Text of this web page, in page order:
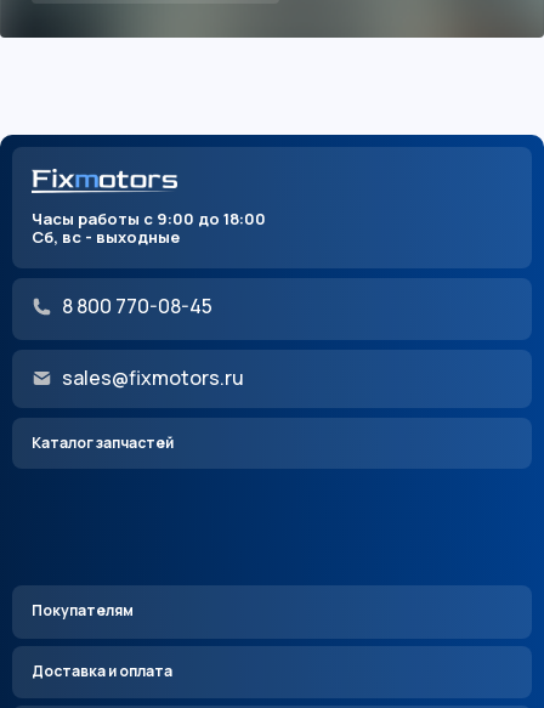
Часы работы с 9:00 до 18:00
Сб, вс - выходные
8 800 770-08-45
sales@fixmotors.ru
Каталог запчастей
Покупателям
Доставка и оплата